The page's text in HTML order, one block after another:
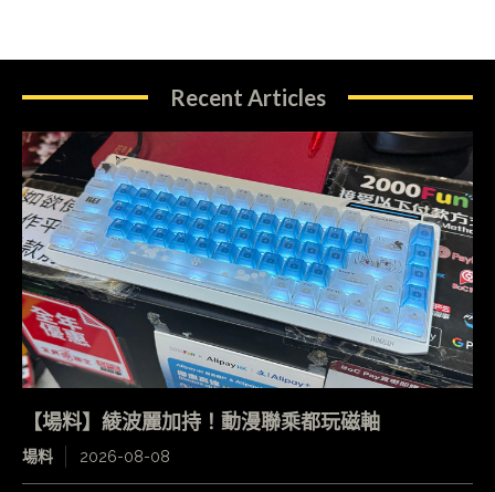
Recent Articles
【場料】綾波麗加持！動漫聯乘都玩磁軸
場料 2026-08-08